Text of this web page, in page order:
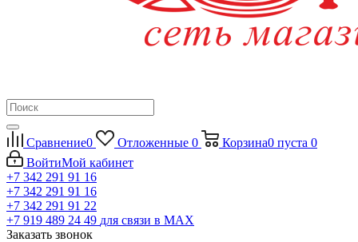
Сравнение0 Отложенные 0 Корзина0 пуста 0
ВойтиМой кабинет
+7 342 291 91 16
+7 342 291 91 16
+7 342 291 91 22
+7 919 489 24 49 для связи в МАХ
Заказать звонок